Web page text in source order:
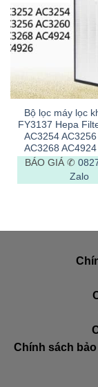
Bộ lọc máy lọc
FY3137 Hepa
AC3254
AC3268
BÁO GIÁ ✆
Zalo
Chính sách